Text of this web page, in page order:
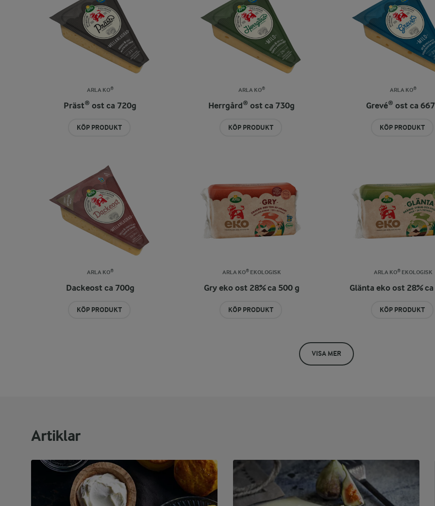
ARLA KO®
Präst® ost ca 720g
KÖP PRODUKT
ARLA KO®
Herrgård® ost ca 730g
KÖP PRODUKT
ARLA KO®
Grevé® ost ca
KÖP PRODUKT
ARLA KO®
Dackeost ca 700g
KÖP PRODUKT
ARLA KO® EKOLOGISK
Gry eko ost 28% ca 500 g
KÖP PRODUKT
ARLA KO® EKOLOGISK
Glänta eko ost 28%
KÖP PRODUKT
VISA MER
Artiklar